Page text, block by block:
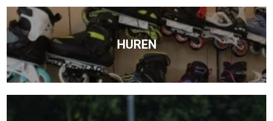
HUREN